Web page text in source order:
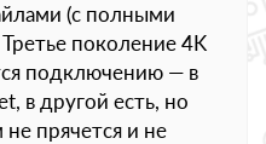
(с полными
поколение 4K
подключению — в
в другой есть, но
прячется и не